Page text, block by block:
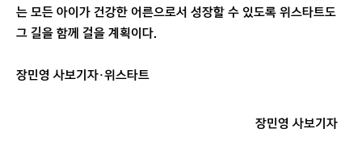
는 모든 아이가 건강한 어른으로서 성장할 수 있도록 위스타트도
그 길을 함께 걸을 계획이다.
장민영 사보기자·위스타트
장민영 사보기자